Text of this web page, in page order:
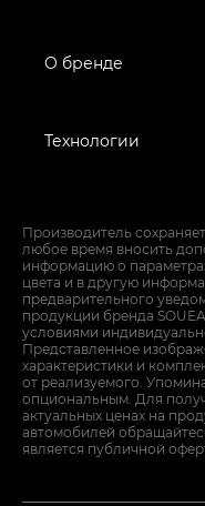
О бренде
Технологии
Производитель
любое время вносить
информацию о
цвета и в другую
предварительного
продукции бренда
условиями
Представленное
характеристики и
от реализуемого.
опциональным. Для
актуальных ценах на
автомобилей
является публичной